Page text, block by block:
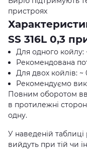
пристроях
SS 316L 0,3
Для одного койлу:
Рекомендована
Для двох койлів: ~
Рекомендуємо
Повним оборотом
в протилежні
одну.
У наведеній таблиці
вийдуть при тій чи